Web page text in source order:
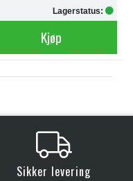
Lagerstatus:
Kjøp
Sikker levering